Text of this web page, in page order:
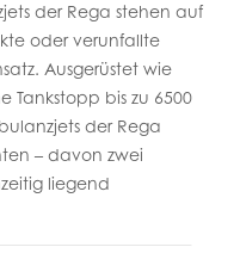
der Rega stehen auf
oder verunfallte
Ausgerüstet wie
Tankstopp bis zu 6500
der Rega
– davon zwei
liegend